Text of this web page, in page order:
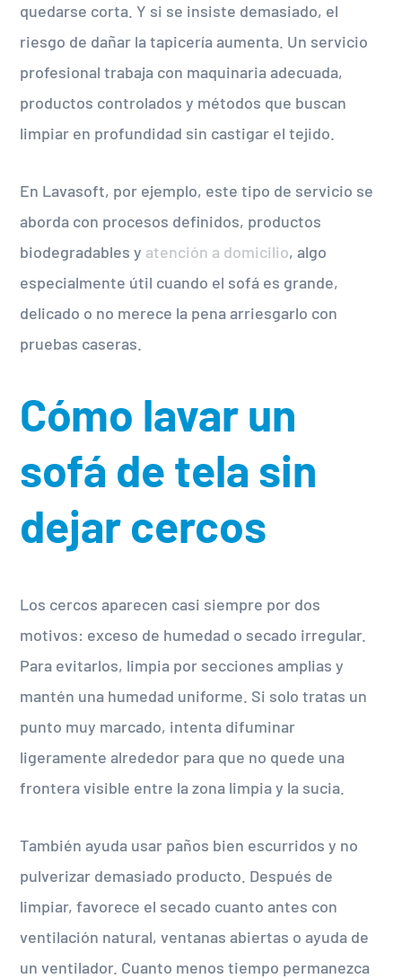
quedarse corta. Y si se insiste demasiado, el
riesgo de dañar la tapicería aumenta. Un servicio
profesional trabaja con maquinaria adecuada,
productos controlados y métodos que buscan
limpiar en profundidad sin castigar el tejido.
En Lavasoft, por ejemplo, este tipo de servicio se
aborda con procesos definidos, productos
biodegradables y atención a domicilio, algo
especialmente útil cuando el sofá es grande,
delicado o no merece la pena arriesgarlo con
pruebas caseras.
Cómo lavar un
sofá de tela sin
dejar cercos
Los cercos aparecen casi siempre por dos
motivos: exceso de humedad o secado irregular.
Para evitarlos, limpia por secciones amplias y
mantén una humedad uniforme. Si solo tratas un
punto muy marcado, intenta difuminar
ligeramente alrededor para que no quede una
frontera visible entre la zona limpia y la sucia.
También ayuda usar paños bien escurridos y no
pulverizar demasiado producto. Después de
limpiar, favorece el secado cuanto antes con
ventilación natural, ventanas abiertas o ayuda de
un ventilador. Cuanto menos tiempo permanezca